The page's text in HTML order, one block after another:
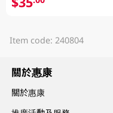
Item code: 240804
關於惠康
關於惠康